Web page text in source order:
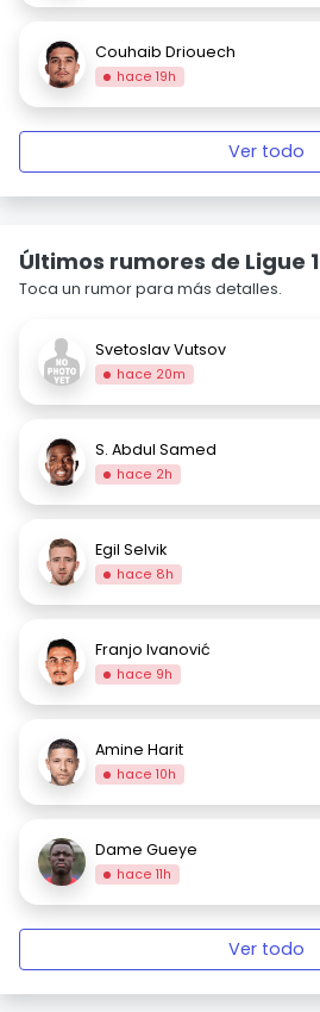
Couhaib Driouech
hace 19h
Ver todo
Últimos rumores de Ligue 1
Toca un rumor para más detalles.
Svetoslav Vutsov
hace 20m
S. Abdul Samed
hace 2h
Egil Selvik
hace 8h
Franjo Ivanović
hace 9h
Amine Harit
hace 10h
Dame Gueye
hace 11h
Ver todo